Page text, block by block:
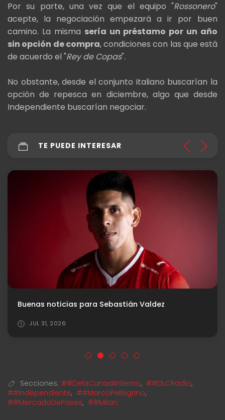
Por su parte, una vez que el equipo "Rossonero"
acepte, la negociación empezará a ir por buen
camino. La misma sería un préstamo por un año
sin opción de compra, condiciones con las que está
de acuerdo el "Rey de Copas".
No obstante, desde el conjunto italiano buscarían la
opción de repesca en diciembre, algo que desde
Independiente buscarían negociar.
TE PUEDE INTERESAR
Buenas noticias para Sebastián Valdez
JUL 31, 2026
Secciones: ##DelaCunaalInfierno, ##DLCRadio,
##Independiente, ##MarcoPellegrino,
##MercadoDePases, ##Milan